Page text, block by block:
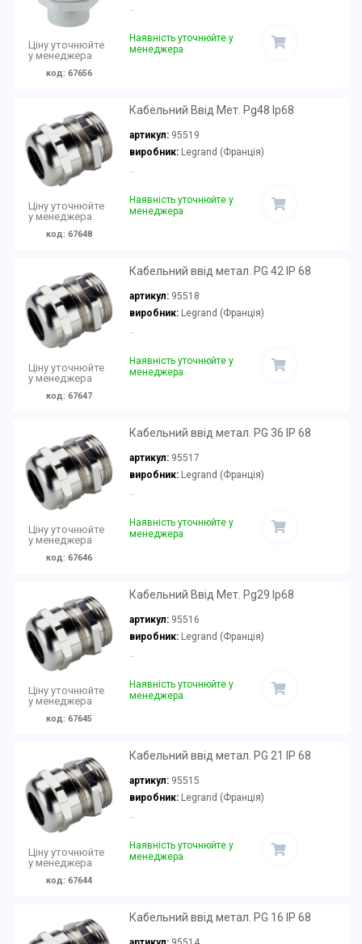
Ціну уточнюйте
у менеджера
код: 67656
..
Наявність уточнюйте у
менеджера
Ціну уточнюйте
у менеджера
код: 67648
Кабельний Ввід Мет. Pg48 Ip68
артикул: 95519
виробник:Legrand (Франція)
Наявність уточнюйте у
менеджера
Ціну уточнюйте
у менеджера
код: 67647
Кабельний ввід метал. PG 42 IP 68
артикул: 95518
виробник:Legrand (Франція)
..
Наявність уточнюйте у
менеджера
Ціну уточнюйте
у менеджера
код: 67646
Кабельний ввід метал. PG 36 IP 68
артикул: 95517
виробник:Legrand (Франція)
..
Наявність уточнюйте у
менеджера
Ціну уточнюйте
у менеджера
код: 67645
Кабельний Ввід Мет. Pg29 Ip68
артикул: 95516
виробник:Legrand (Франція)
Наявність уточнюйте у
менеджера
Ціну уточнюйте
у менеджера
код: 67644
Кабельний ввід метал. PG 21 IP 68
артикул: 95515
виробник:Legrand (Франція)
..
Наявність уточнюйте у
менеджера
Кабельний ввід метал. PG 16 IP 68